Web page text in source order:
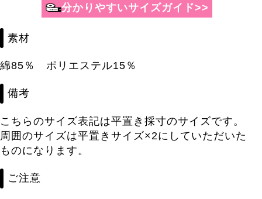
素材
綿85％ ポリエステル15％
備考
こちらのサイズ表記は平置き採寸のサイズです。
周囲のサイズは平置きサイズ×2にしていただいた
ものになります。
ご注意